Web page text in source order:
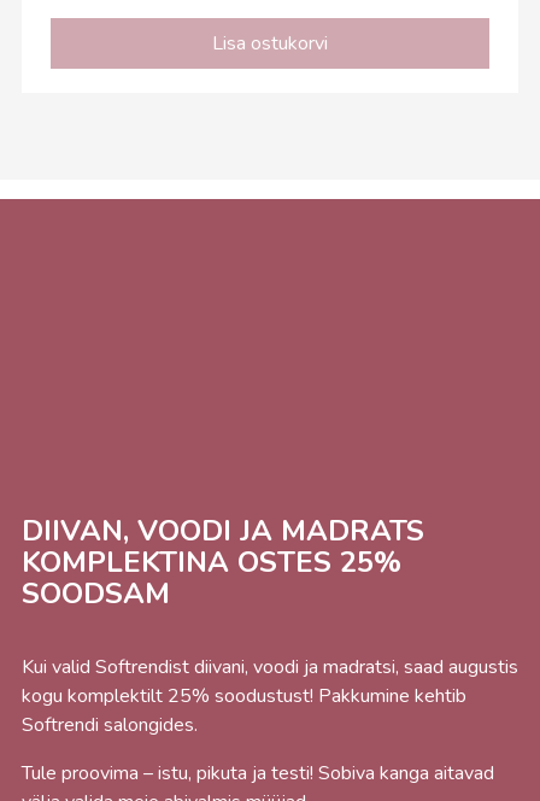
Lisa ostukorvi
DIIVAN, VOODI JA MADRATS
KOMPLEKTINA OSTES 25%
SOODSAM
Kui valid Softrendist diivani, voodi ja madratsi, saad augustis
kogu komplektilt 25% soodustust! Pakkumine kehtib
Softrendi salongides.
Tule proovima – istu, pikuta ja testi! Sobiva kanga aitavad